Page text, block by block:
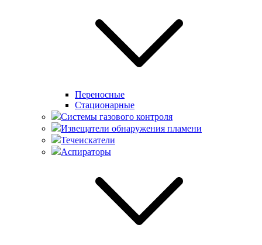
Переносные
Стационарные
Системы газового контроля
Извещатели обнаружения пламени
Течеискатели
Аспираторы